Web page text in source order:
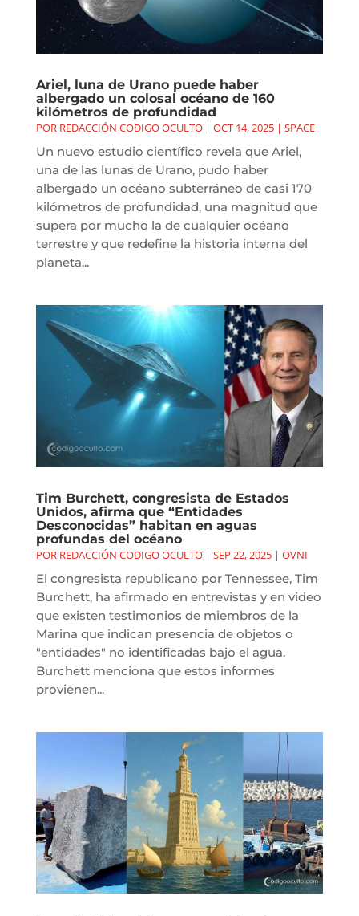
Ariel, luna de Urano puede haber
albergado un colosal océano de 160
kilómetros de profundidad
POR REDACCIÓN CODIGO OCULTO| OCT 14, 2025| SPACE
Un nuevo estudio científico revela que Ariel,
una de las lunas de Urano, pudo haber
albergado un océano subterráneo de casi 170
kilómetros de profundidad, una magnitud que
supera por mucho la de cualquier océano
terrestre y que redefine la historia interna del
planeta...
Tim Burchett, congresista de Estados
Unidos, afirma que “Entidades
Desconocidas” habitan en aguas
profundas del océano
POR REDACCIÓN CODIGO OCULTO| SEP 22, 2025| OVNI
El congresista republicano por Tennessee, Tim
Burchett, ha afirmado en entrevistas y en video
que existen testimonios de miembros de la
Marina que indican presencia de objetos o
"entidades" no identificadas bajo el agua.
Burchett menciona que estos informes
provienen...